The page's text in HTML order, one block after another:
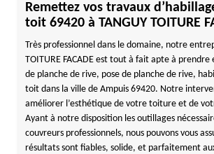
Remettez vos travaux
toit 69420 à TANGUY TOITURE
Très professionnel dans le domaine, notre
TOITURE FACADE est tout à fait apte à prendre
de planche de rive, pose de planche de rive,
toit dans la ville de Ampuis 69420. Notre
améliorer l’esthétique de votre toiture et de
Ayant à notre disposition les outillages
couvreurs professionnels, nous pouvons vous
résultats sont fiables, solide, et parfaitement